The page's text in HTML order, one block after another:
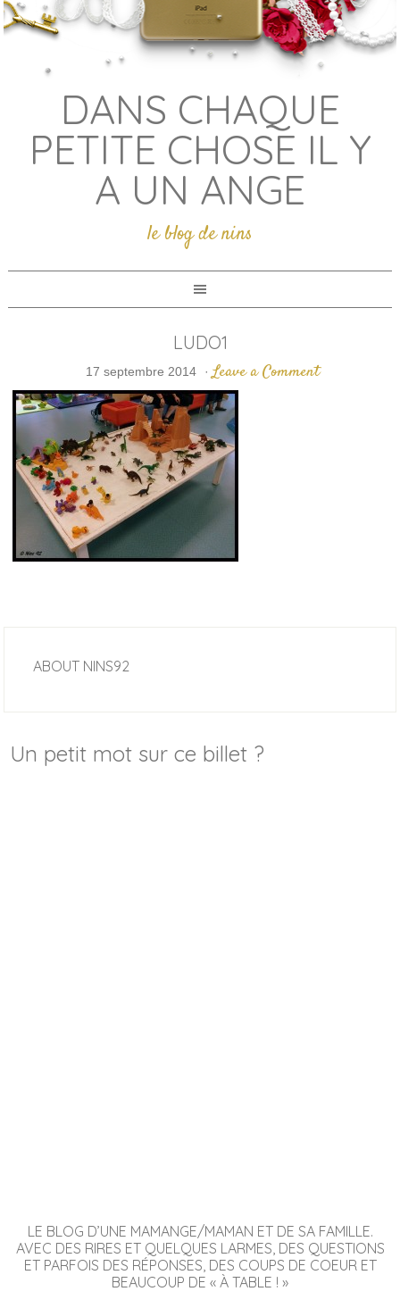
DANS CHAQUE
PETITE CHOSE IL Y
A UN ANGE
le blog de nins
LUDO1
17 septembre 2014 · Leave a Comment
ABOUT NINS92
Un petit mot sur ce billet ?
LE BLOG D’UNE MAMANGE/MAMAN ET DE SA FAMILLE.
AVEC DES RIRES ET QUELQUES LARMES, DES QUESTIONS
ET PARFOIS DES RÉPONSES, DES COUPS DE COEUR ET
BEAUCOUP DE « À TABLE ! »